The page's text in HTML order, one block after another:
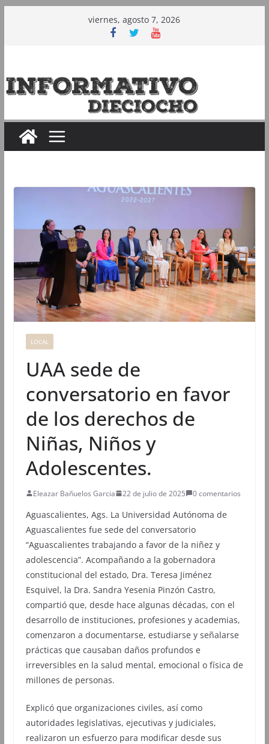
viernes, agosto 7, 2026
LOCAL
UAA sede de
conversatorio en favor
de los derechos de
Niñas, Niños y
Adolescentes.
Eleazar Bañuelos Garcia 22 de julio de 2025 0 comentarios
Aguascalientes, Ags. La Universidad Autónoma de
Aguascalientes fue sede del conversatorio
“Aguascalientes trabajando a favor de la niñez y
adolescencia”. Acompañando a la gobernadora
constitucional del estado, Dra. Teresa Jiménez
Esquivel, la Dra. Sandra Yesenia Pinzón Castro,
compartió que, desde hace algunas décadas, con el
desarrollo de instituciones, profesiones y academias,
comenzaron a documentarse, estudiarse y señalarse
prácticas que causaban daños profundos e
irreversibles en la salud mental, emocional o física de
millones de personas.
Explicó que organizaciones civiles, así como
autoridades legislativas, ejecutivas y judiciales,
realizaron un esfuerzo para modificar desde sus